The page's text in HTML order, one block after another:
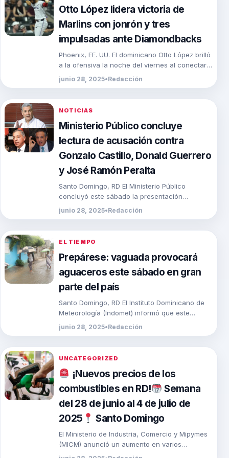
Otto López lidera victoria de
Marlins con jonrón y tres
impulsadas ante Diamondbacks
Phoenix, EE. UU. El dominicano Otto López brilló
a la ofensiva la noche del viernes al conectar
jonrón, doble y sencillo, remolcando […]
junio 28, 2025•Redacción
NOTICIAS
Ministerio Público concluye
lectura de acusación contra
Gonzalo Castillo, Donald Guerrero
y José Ramón Peralta
Santo Domingo, RD El Ministerio Público
concluyó este sábado la presentación
resumida de los hechos y la calificación
jurídica de la acusación […]
junio 28, 2025•Redacción
EL TIEMPO
Prepárese: vaguada provocará
aguaceros este sábado en gran
parte del país
Santo Domingo, RD El Instituto Dominicano de
Meteorología (Indomet) informó que este
sábado una vaguada combinada con la
aproximación de una onda […]
junio 28, 2025•Redacción
UNCATEGORIZED
¡Nuevos precios de los
combustibles en RD!
Semana
del 28 de junio al 4 de julio de
2025
Santo Domingo
El Ministerio de Industria, Comercio y Mipymes
(MICM) anunció un aumento en varios
combustibles, con alzas que van desde